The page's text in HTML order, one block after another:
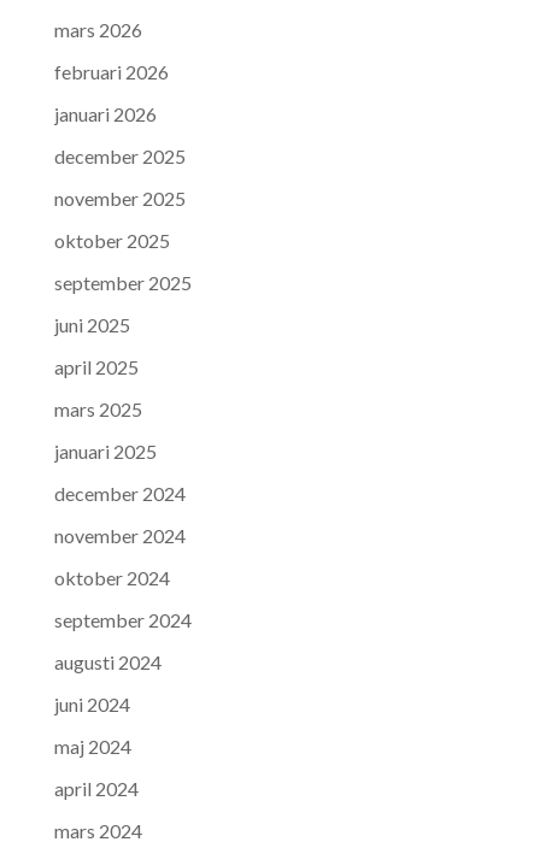
mars 2026
februari 2026
januari 2026
december 2025
november 2025
oktober 2025
september 2025
juni 2025
april 2025
mars 2025
januari 2025
december 2024
november 2024
oktober 2024
september 2024
augusti 2024
juni 2024
maj 2024
april 2024
mars 2024